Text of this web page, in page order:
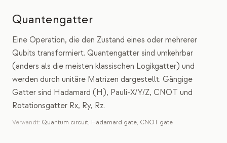
Quantengatter
Eine Operation, die den Zustand eines oder mehrerer
Qubits transformiert. Quantengatter sind umkehrbar
(anders als die meisten klassischen Logikgatter) und
werden durch unitäre Matrizen dargestellt. Gängige
Gatter sind Hadamard (H), Pauli-X/Y/Z, CNOT und
Rotationsgatter Rx, Ry, Rz.
Verwandt: Quantum circuit, Hadamard gate, CNOT gate